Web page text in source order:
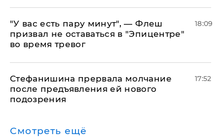
​"У вас есть пару минут", — Флеш
призвал не оставаться в "Эпицентре"
во время тревог
18:09
Стефанишина прервала молчание
после предъявления ей нового
подозрения
17:52
Смотреть ещё